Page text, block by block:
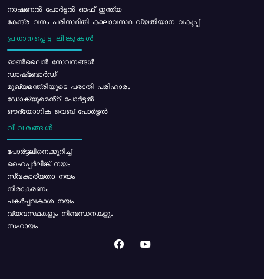
നാഷണൽ പോർട്ടൽ ഓഫ് ഇന്ത്യ
കേന്ദ്ര വനം പരിസ്ഥിതി കാലാവസ്ഥ വ്യതിയാന വകുപ്പ്
പ്രധാനപ്പെട്ട ലിങ്കുകൾ
ഓൺലൈൻ സേവനങ്ങൾ
ഡാഷ്ബോർഡ്
മുഖ്യമന്ത്രിയുടെ പരാതി പരിഹാരം
ഡോക്യുമെൻ്റ് പോർട്ടൽ
ഔദ്യോഗിക വെബ് പോർട്ടൽ
വിവരങ്ങൾ
പോര്‍ട്ടലിനെക്കുറിച്ച്
ഹൈപ്പർലിങ്ക് നയം
സ്വകാര്യതാ നയം
നിരാകരണം
പകർപ്പവകാശ നയം
വ്യവസ്ഥകളും നിബന്ധനകളും
സഹായം